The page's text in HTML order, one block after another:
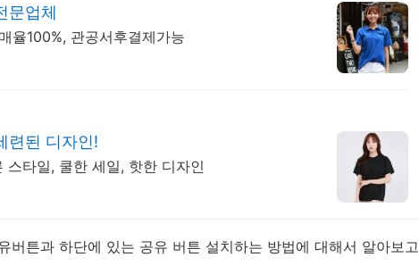
문업체
율100%, 관공서후결제가능
련된 디자인!
타일, 쿨한 세일, 핫한 디자인
버튼과 하단에 있는 공유 버튼 설치하는 방법에 대해서 알아보고